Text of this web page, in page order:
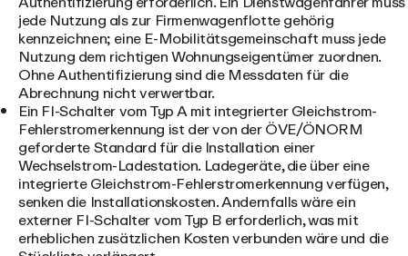
jede Nutzung als zur Firmenwagenflotte gehörig
kennzeichnen; eine E-Mobilitätsgemeinschaft muss jede
Nutzung dem richtigen Wohnungseigentümer zuordnen.
Ohne Authentifizierung sind die Messdaten für die
Abrechnung nicht verwertbar.
Ein FI-Schalter vom Typ A mit integrierter Gleichstrom-
Fehlerstromerkennung ist der von der ÖVE/ÖNORM
geforderte Standard für die Installation einer
Wechselstrom-Ladestation. Ladegeräte, die über eine
integrierte Gleichstrom-Fehlerstromerkennung verfügen,
senken die Installationskosten. Andernfalls wäre ein
externer FI-Schalter vom Typ B erforderlich, was mit
erheblichen zusätzlichen Kosten verbunden wäre und die